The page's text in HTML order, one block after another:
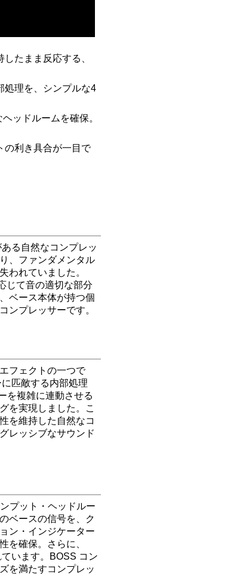
たまま反応する、
処理を、シンプルな4
ッドルームを確保。
の利き具合が一目で
る自然なコンプレッ
、ファンダメンタル
われていました。
じて音の適切な部分
ベース本体が持つ個
ンプレッサーです。
フェクトの一つで
匹敵する内部処理
を複雑に連動させる
を実現しました。こ
を維持した自然なコ
レッシブなサウンド
プット・ヘッドルー
ベースの信号を、ク
ン・インジケーター
を確保。さらに、
います。BOSS コン
を満たすコンプレッ